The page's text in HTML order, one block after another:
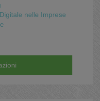
nelle Imprese